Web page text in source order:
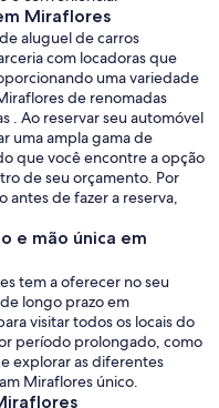
Miraflores
aluguel de carros
com locadoras que
uma variedade
de renomadas
. Ao reservar seu automóvel
uma ampla gama de
que você encontre a opção
de seu orçamento. Por
antes de fazer a reserva,
e mão única em
tem a oferecer no seu
longo prazo em
visitar todos os locais do
período prolongado, como
explorar as diferentes
Miraflores único.